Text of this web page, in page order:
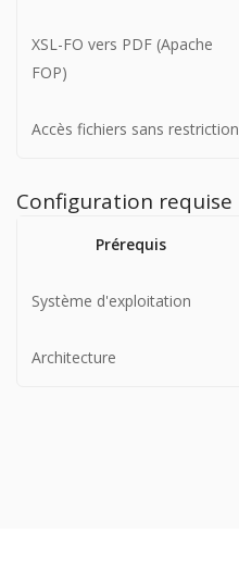
XSL-FO vers PDF (Apache
FOP)
Accès fichiers sans restriction
Configuration requise
Prérequis
Système d'exploitation
Architecture